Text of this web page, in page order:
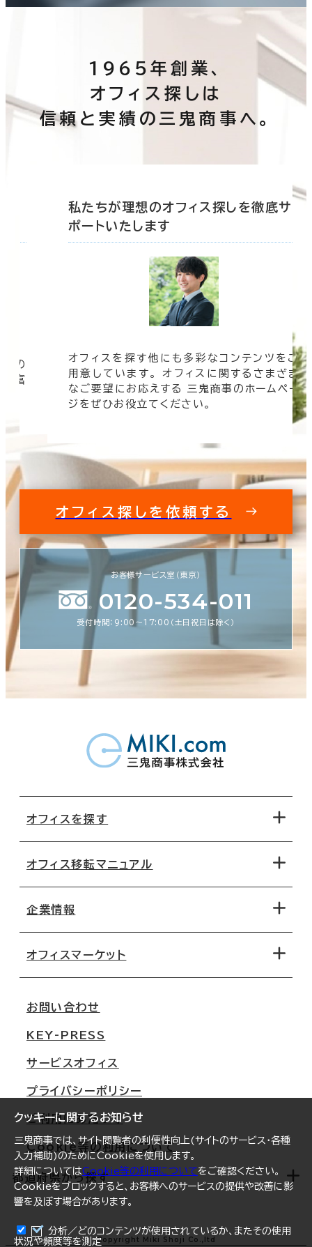
クッキーに関するお知らせ
三鬼商事では、サイト閲覧者の利便性向上(サイトのサービス・各種
入力補助)のためにCookieを使用します。
詳細についてはCookie等の利用についてをご確認ください。
Cookieをブロックすると、お客様へのサービスの提供や改善に影
響を及ぼす場合があります。
分析／どのコンテンツが使用されているか、またその使用
状況や頻度等を測定
1965年創業、
オフィス探しは
信頼と実績の三鬼商事へ。
の
豊富
私たちが理想のオフィス探しを徹底サ
ポートいたします
オフィスを探す他にも多彩なコンテンツをご
用意しています。 オフィスに関するさまざま
なご要望にお応えする 三鬼商事のホームペー
ジをぜひお役立てください。
オフィス探しを依頼する
お客様サービス室（東京）
0120-534-011
受付時間：9:00〜17:00（土日祝日は除く）
オフィスを探す
地図から探す
路線・駅から探す
オフィス移転マニュアル
移転コストシミュレーション
移転スケジュール
オフィス移転Q&A
企業情報
オフィスマーケット
大阪
名古屋
札幌
仙台
横浜
福岡
オフィスリポート
ログイン
お問い合わせ
KEY-PRESS
サービスオフィス
プライバシーポリシー
ご利用にあたって
Cookie等の利用について
都道府県から探す
北海道 Copyright Miki Shoji Co.,ltd